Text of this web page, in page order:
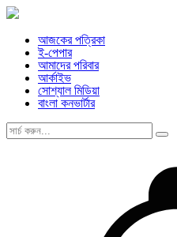
আজকের পত্রিকা
ই-পেপার
আমাদের পরিবার
আর্কাইভ
সোশ্যাল মিডিয়া
বাংলা কনভার্টার